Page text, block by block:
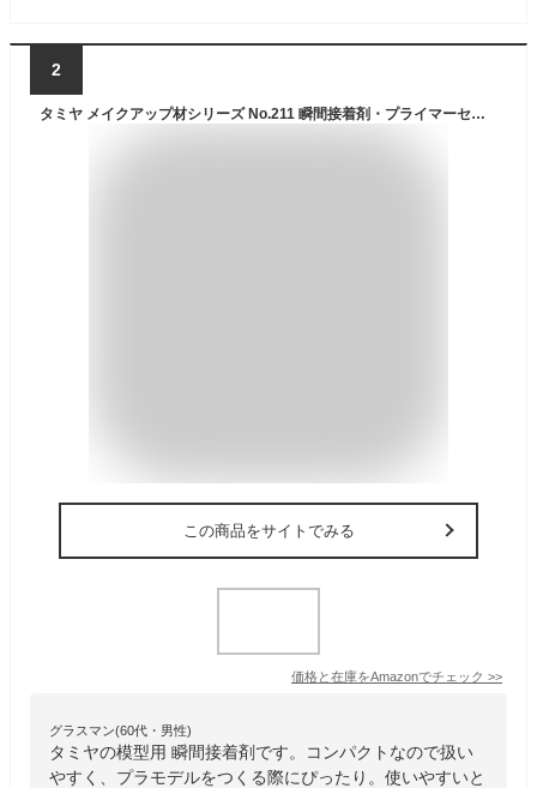
2
タミヤ メイクアップ材シリーズ No.211 瞬間接着剤・プライマーセット PP/PE/POM/EVA 各3g 模型用接着剤 87211
この商品をサイトでみる
価格と在庫をAmazonでチェック >>
グラスマン(60代・男性)
タミヤの模型用 瞬間接着剤です。コンパクトなので扱い
やすく、プラモデルをつくる際にぴったり。使いやすいと